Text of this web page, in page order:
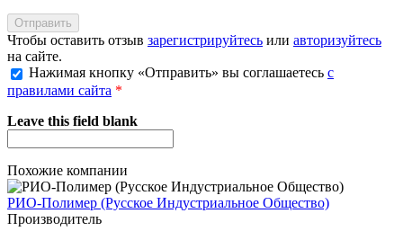
Чтобы оставить отзыв зарегистрируйтесь или авторизуйтесь
на сайте.
Нажимая кнопку «Отправить» вы соглашаетесь с
правилами сайта *
Leave this field blank
Похожие компании
РИО-Полимер (Русское Индустриальное Общество)
Производитель